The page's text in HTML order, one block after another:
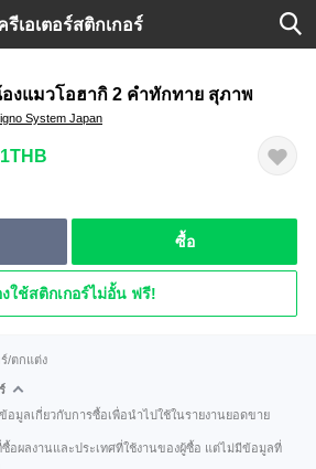
รีเอเตอร์สติกเกอร์
งแมวโอฮากิ 2 คำทักทาย สุภาพ
System Japan
ซื้อ
ใช้สติกเกอร์ไม่อั้น ฟรี!
/ตกแต่ง
ข้อมูลเกี่ยวกับการซื้อเพื่อนำไปใช้ในรายงานยอดขาย
อผลงานและประเทศที่ใช้งานของผู้ซื้อ แต่ไม่มีข้อมูลที่